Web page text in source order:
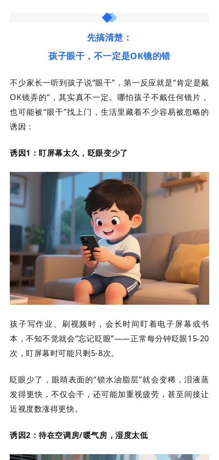
先搞清楚：
孩子眼干，不一定是OK镜的错
不少家长一听到孩子说“眼干”，第一反应就是“肯定是戴
OK镜弄的”，其实真不一定。哪怕孩子不戴任何镜片，
也可能被“眼干”找上门，生活里藏着不少容易被忽略的
诱因：
诱因1：盯屏幕太久，眨眼变少了
孩子写作业、刷视频时，会长时间盯着电子屏幕或书
本，不知不觉就会“忘记眨眼”——正常每分钟眨眼15-20
次，盯屏幕时可能只剩5-8次。
眨眼少了，眼睛表面的“锁水油脂层”就会变稀，泪液蒸
发得更快，不仅会干，还可能加重视疲劳，甚至间接让
近视度数涨得更快。
诱因2：待在空调房/暖气房，湿度太低